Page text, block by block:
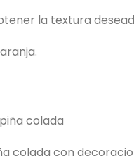
la textura
colada con